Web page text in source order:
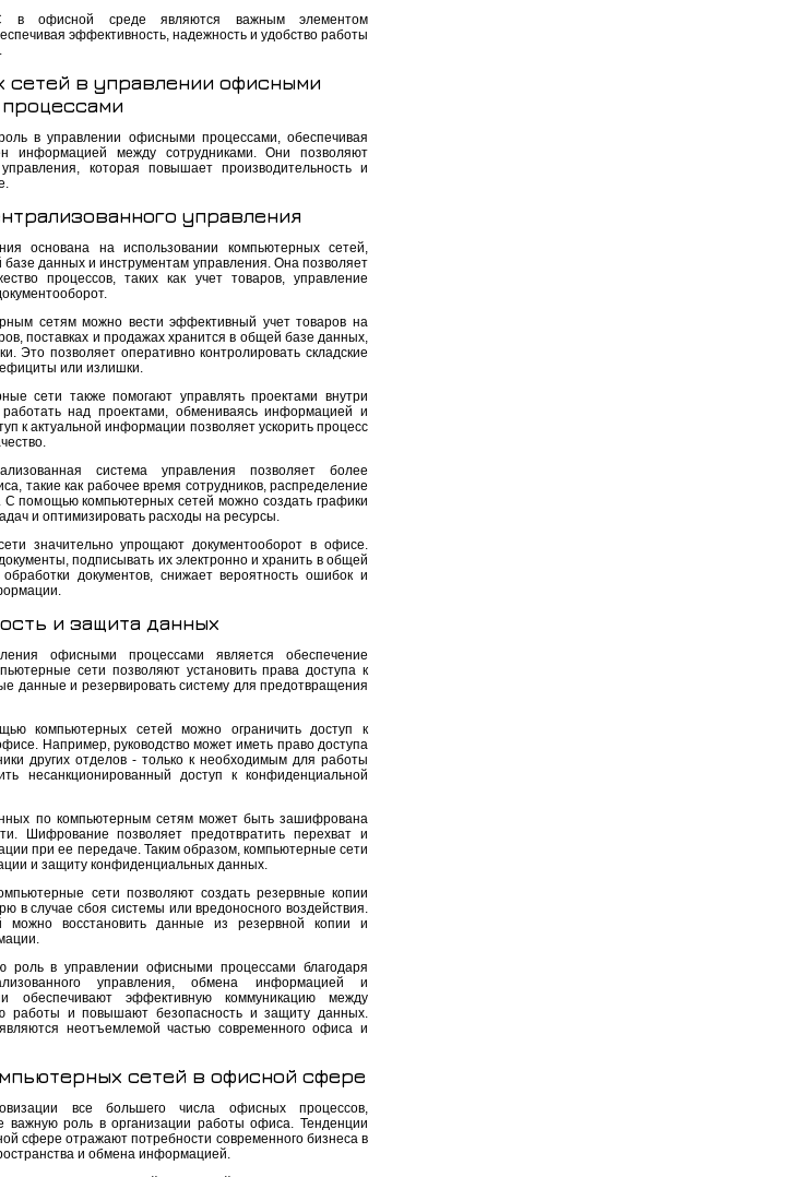
в офисной среде являются важным элементом
эффективность, надежность и удобство работы
сетей в управлении офисными
процессами
в управлении офисными процессами, обеспечивая
информацией между сотрудниками. Они позволяют
которая повышает производительность и
управления
основана на использовании компьютерных сетей,
данных и инструментам управления. Она позволяет
процессов, таких как учет товаров, управление
сетям можно вести эффективный учет товаров на
поставках и продажах хранится в общей базе данных,
Это позволяет оперативно контролировать складские
или излишки.
сети также помогают управлять проектами внутри
над проектами, обмениваясь информацией и
к актуальной информации позволяет ускорить процесс
система управления позволяет более
такие как рабочее время сотрудников, распределение
С помощью компьютерных сетей можно создать графики
и оптимизировать расходы на ресурсы.
значительно упрощают документооборот в офисе.
подписывать их электронно и хранить в общей
документов, снижает вероятность ошибок и
и защита данных
офисными процессами является обеспечение
сети позволяют установить права доступа к
данные и резервировать систему для предотвращения
компьютерных сетей можно ограничить доступ к
Например, руководство может иметь право доступа
других отделов - только к необходимым для работы
несанкционированный доступ к конфиденциальной
по компьютерным сетям может быть зашифрована
Шифрование позволяет предотвратить перехват и
при ее передаче. Таким образом, компьютерные сети
и защиту конфиденциальных данных.
сети позволяют создать резервные копии
в случае сбоя системы или вредоносного воздействия.
можно восстановить данные из резервной копии и
роль в управлении офисными процессами благодаря
управления, обмена информацией и
обеспечивают эффективную коммуникацию между
работы и повышают безопасность и защиту данных.
неотъемлемой частью современного офиса и
сетей в офисной сфере
все большего числа офисных процессов,
важную роль в организации работы офиса. Тенденции
сфере отражают потребности современного бизнеса в
и обмена информацией.